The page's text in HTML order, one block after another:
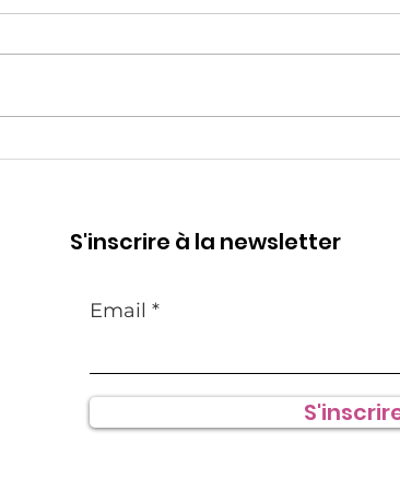
Nouvelle année, nouveau
S'inscrire à la newsletter
Email